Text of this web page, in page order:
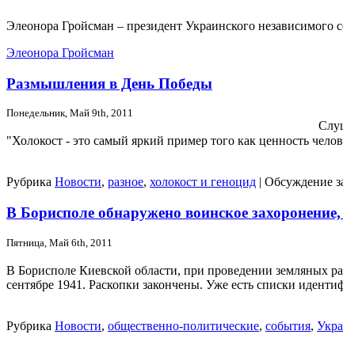
Элеонора Гройсман – президент Украинского
Элеонора Гройсман
Размышления в День Победы
Понедельник, Май 9th, 2011
"Холокост - это самый яркий пример того как ценность
Рубрика Новости, разное, холокост и геноцид | Обсуждение
В Борисполе обнаружено воинское
Пятница, Май 6th, 2011
В Борисполе Киевской области, при проведении земляных
сентябре 1941. Раскопки закончены. Уже есть списки
Рубрика Новости, общественно-политические, события,